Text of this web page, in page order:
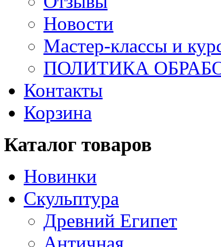
Новости
Мастер-классы и
ПОЛИТИКА
Контакты
Корзина
Каталог товаров
Новинки
Скульптура
Древний Египет